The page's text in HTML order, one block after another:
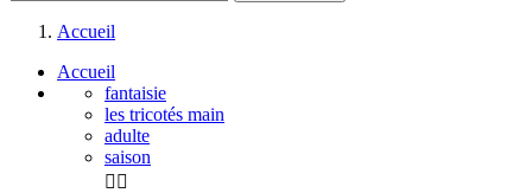
Accueil
Accueil
fantaisie
les tricotés main
adulte
saison
 